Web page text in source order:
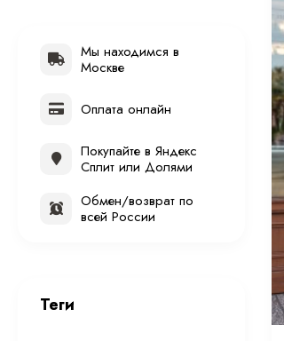
Мы находимся в
Москве
Оплата онлайн
Покупайте в Яндекс
Сплит или Долями
Обмен/возврат по
всей России
Теги